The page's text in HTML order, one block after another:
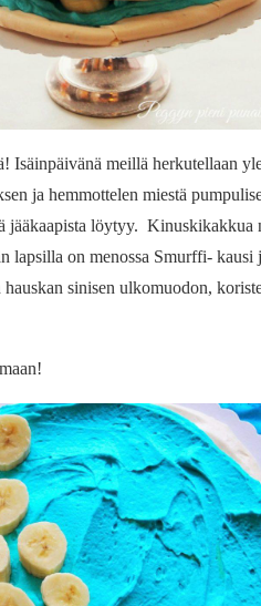
Isäinpäivänä meillä herkutellaan
ja hemmottelen miestä
jääkaapista löytyy.
on menossa Smurffi- kausi
sinisen ulkomuodon,